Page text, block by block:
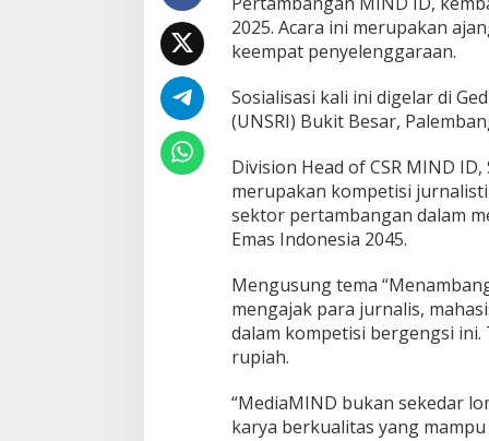
m
b
a
,
T
m
p
l
k
n
I
n
o
s
i
2025. Acara ini merupakan
keempat penyelenggaraan.
Sosialisasi kali ini digelar di
(UNSRI) Bukit Besar,
Division Head of CSR MIND
merupakan kompetisi
sektor pertambangan dalam
Emas Indonesia 2045.
Mengusung tema
mengajak para jurnalis,
dalam kompetisi bergengsi ini.
rupiah.
“MediaMIND bukan sekedar
karya berkualitas yang